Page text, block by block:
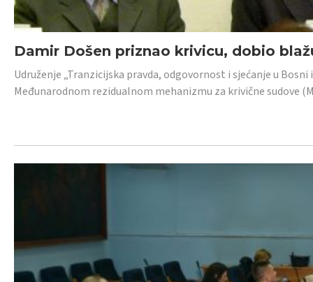
Damir Došen priznao krivicu, dobio
Udruženje „Tranzicijska pravda, odgovornost i sjećanje u
Međunarodnom rezidualnom mehanizmu za krivične sudove